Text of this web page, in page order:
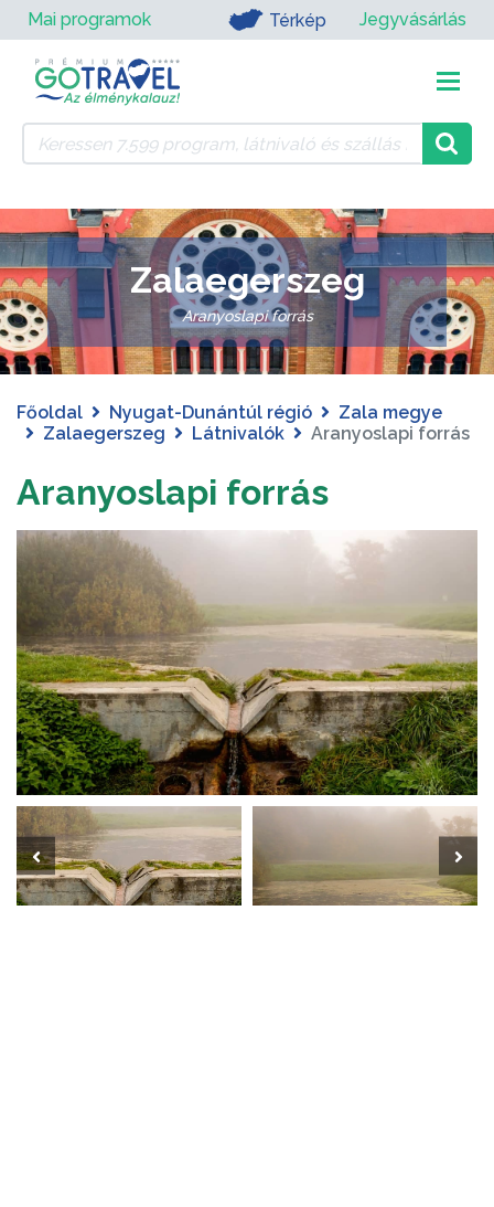
Mai programok Térkép Jegyvásárlás
Zalaegerszeg
Aranyoslapi forrás
Főoldal Nyugat-Dunántúl régió
Zala megye
Zalaegerszeg
Látnivalók Aranyoslapi forrás
Aranyoslapi forrás